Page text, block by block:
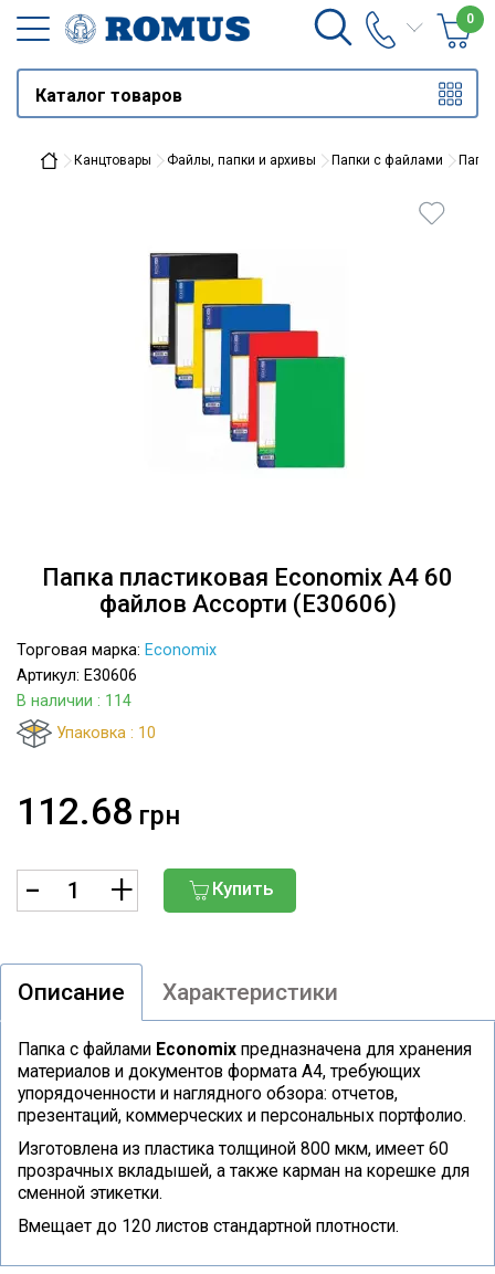
0
Каталог товаров
Канцтовары Файлы, папки и архивы Папки с файлами
Папка пластиковая Economix A4 60
файлов Ассорти (E30606)
Торговая марка: Economix
Артикул: E30606
В наличии : 114
Упаковка : 10
112.68 грн
Купить
Описание Характеристики
Папка с файлами Economix предназначена для хранения
материалов и документов формата А4, требующих
упорядоченности и наглядного обзора: отчетов,
презентаций, коммерческих и персональных портфолио.
Изготовлена из пластика толщиной 800 мкм, имеет 60
прозрачных вкладышей, а также карман на корешке для
сменной этикетки.
Вмещает до 120 листов стандартной плотности.